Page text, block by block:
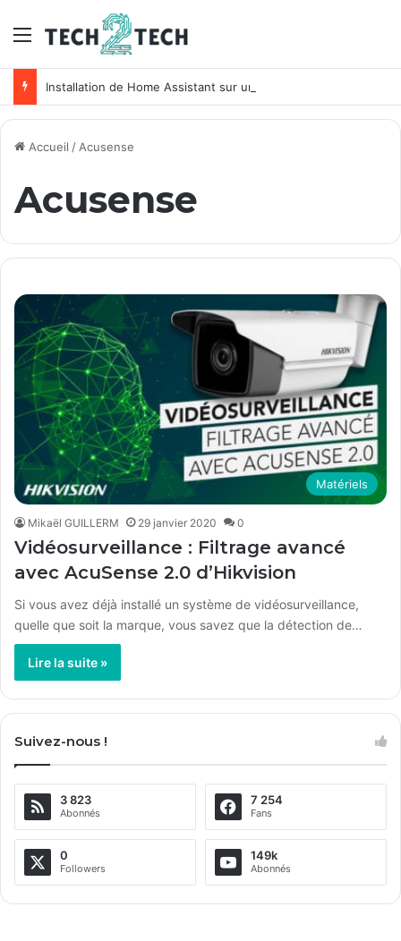
Menu
Installation de Home Assistant sur un NAS Synology
Accueil /Acusense
Acusense
Matériels
Mikaël GUILLERM 29 janvier 2020 0
Vidéosurveillance : Filtrage avancé
avec AcuSense 2.0 d’Hikvision
Si vous avez déjà installé un système de vidéosurveillance,
quelle que soit la marque, vous savez que la détection de…
Lire la suite »
Suivez-nous !
3 823
Abonnés
7 254
Fans
0
Followers
149k
Abonnés